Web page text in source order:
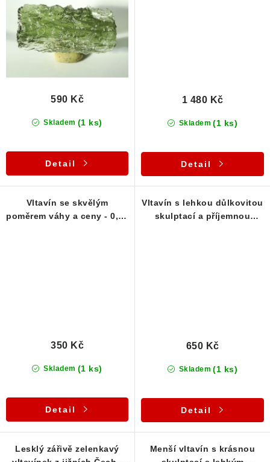
Skladem (1 ks)
590 Kč
Detail
Skladem (1 ks)
1 480 Kč
Detail
Vltavín se skvělým
poměrem váhy a ceny - 0,40
Skladem (1 ks)
350 Kč
Detail
Vltavín s lehkou důlkovitou
skulptací a příjemnou
Skladem (1 ks)
650 Kč
Detail
Lesklý zářivě zelenkavý
Menší vltavín s krásnou